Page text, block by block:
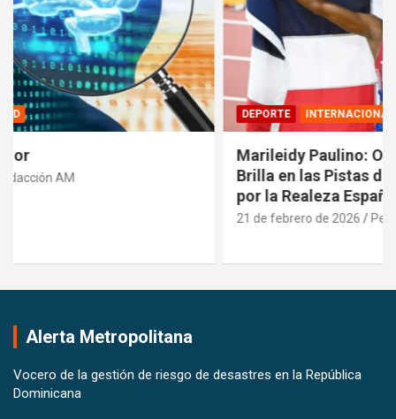
DEPORTE INTERNACIONALES
Marileidy Paulino: Orgullo Dominicano que
Brilla en las Pistas del Mundo y es Reconocida
Pedro Santana
Alerta Metropolitana
Vocero de la gestión de riesgo de desastres en la República
Dominicana